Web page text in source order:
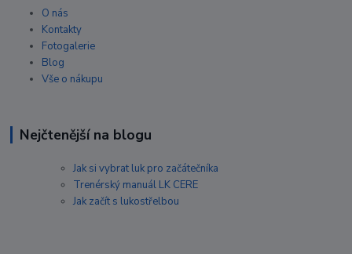
O nás
Kontakty
Fotogalerie
Blog
Vše o nákupu
Nejčtenější na blogu
Jak si vybrat luk pro začátečníka
Trenérský manuál LK CERE
Jak začít s lukostřelbou